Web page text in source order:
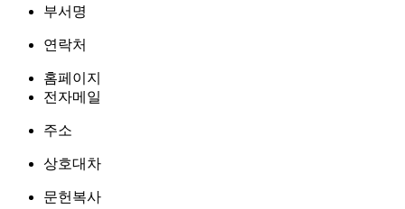
부서명
연락처
홈페이지
전자메일
주소
상호대차
문헌복사